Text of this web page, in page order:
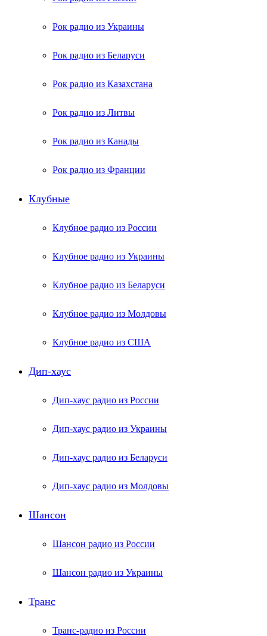
Рок радио из Украины
Рок радио из Беларуси
Рок радио из Казахстана
Рок радио из Литвы
Рок радио из Канады
Рок радио из Франции
Клубные
Клубное радио из России
Клубное радио из Украины
Клубное радио из Беларуси
Клубное радио из Молдовы
Клубное радио из США
Дип-хаус
Дип-хаус радио из России
Дип-хаус радио из Украины
Дип-хаус радио из Беларуси
Дип-хаус радио из Молдовы
Шансон
Шансон радио из России
Шансон радио из Украины
Транс
Транс-радио из России